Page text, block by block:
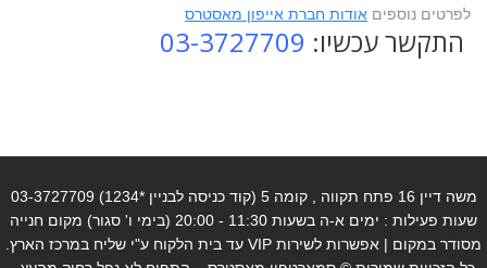
לפרטים נוספים אודות חברת אייפון מאסטרס
התקשר עכשיו: 03-3727709
משה דיין 16 פתח תקווה , קומה 5 (קוד כניסה לבניין *1234) 03-3727709
שעות פעילות : ימים א-ה בשעות 11:30 - 20:00 (בימי ו' סגור) מקום חנייה
מסודר במקום | אפשרות לשירות VIP עד בית הלקוח ע"י שליח במרכז הארץ.